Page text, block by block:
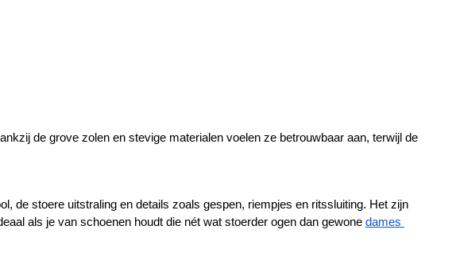
de grove zolen en stevige materialen voelen ze betrouwbaar aan, terwijl de
de stoere uitstraling en details zoals gespen, riempjes en ritssluiting. Het zijn
als je van schoenen houdt die nét wat stoerder ogen dan gewone dames